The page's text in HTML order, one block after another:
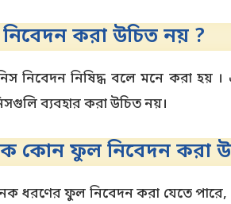
নিবেদন করা উচিত নয় ?
নিবেদন নিষিদ্ধ বলে মনে করা
ব্যবহার করা উচিত নয়।
কোন ফুল নিবেদন করা
ধরণের ফুল নিবেদন করা যেতে পারে,